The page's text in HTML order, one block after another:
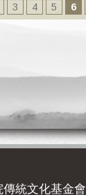
3 4 5 6
統文化基金會